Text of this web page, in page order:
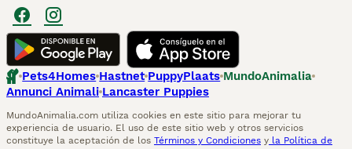
Pets4Homes Hastnet PuppyPlaats MundoAnimalia
Annunci Animali Lancaster Puppies
MundoAnimalia.com utiliza cookies en este sitio para mejorar tu
experiencia de usuario. El uso de este sitio web y otros servicios
constituye la aceptación de los Términos y Condiciones y la Política de